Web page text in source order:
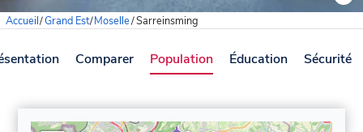
Accueil/Grand Est/Moselle/Sarreinsming
Comparer Population Éducation Sécurité